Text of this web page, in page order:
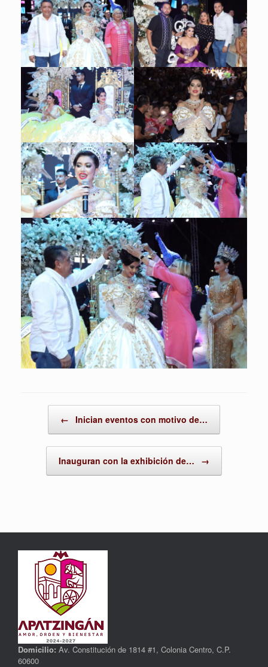
← Inician eventos con motivo de…
Inauguran con la exhibición de… →
Domicilio: Av. Constitución de 1814 #1, Colonia Centro, C.P.
60600